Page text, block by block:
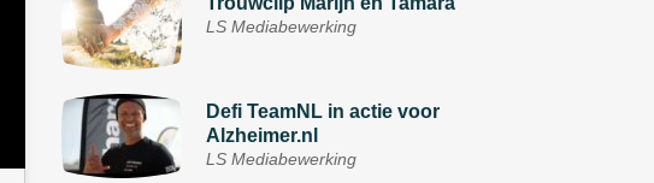
LS Mediabewerking
Defi TeamNL in actie voor
Alzheimer.nl
LS Mediabewerking